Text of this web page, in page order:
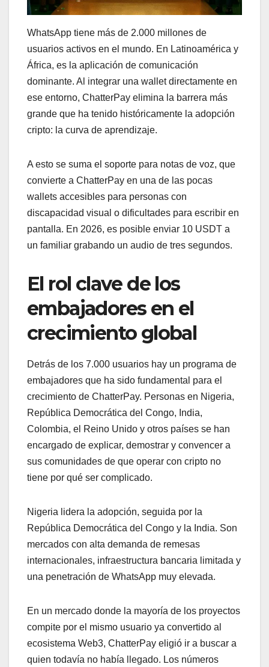
WhatsApp tiene más de 2.000 millones de
usuarios activos en el mundo. En Latinoamérica y
África, es la aplicación de comunicación
dominante. Al integrar una wallet directamente en
ese entorno, ChatterPay elimina la barrera más
grande que ha tenido históricamente la adopción
cripto: la curva de aprendizaje.
A esto se suma el soporte para notas de voz, que
convierte a ChatterPay en una de las pocas
wallets accesibles para personas con
discapacidad visual o dificultades para escribir en
pantalla. En 2026, es posible enviar 10 USDT a
un familiar grabando un audio de tres segundos.
El rol clave de los
embajadores en el
crecimiento global
Detrás de los 7.000 usuarios hay un programa de
embajadores que ha sido fundamental para el
crecimiento de ChatterPay. Personas en Nigeria,
República Democrática del Congo, India,
Colombia, el Reino Unido y otros países se han
encargado de explicar, demostrar y convencer a
sus comunidades de que operar con cripto no
tiene por qué ser complicado.
Nigeria lidera la adopción, seguida por la
República Democrática del Congo y la India. Son
mercados con alta demanda de remesas
internacionales, infraestructura bancaria limitada y
una penetración de WhatsApp muy elevada.
En un mercado donde la mayoría de los proyectos
compite por el mismo usuario ya convertido al
ecosistema Web3, ChatterPay eligió ir a buscar a
quien todavía no había llegado. Los números